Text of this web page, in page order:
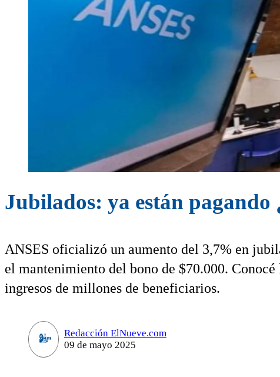
Jubilados: ya están
ANSES oficializó un aumento del 3,7% en
el mantenimiento del bono de $70.000.
ingresos de millones de beneficiarios.
Redacción ElNueve.com
09 de mayo 2025